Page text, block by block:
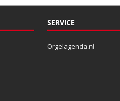
SERVICE
Orgelagenda.nl